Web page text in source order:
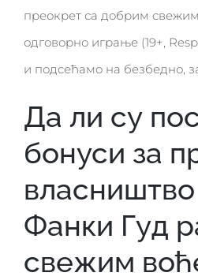
преокрет са добрим
одговорно играње (19+,
и подсећамо на безбедно,
Да ли су
бонуси за
Фанки Гуд
свежим